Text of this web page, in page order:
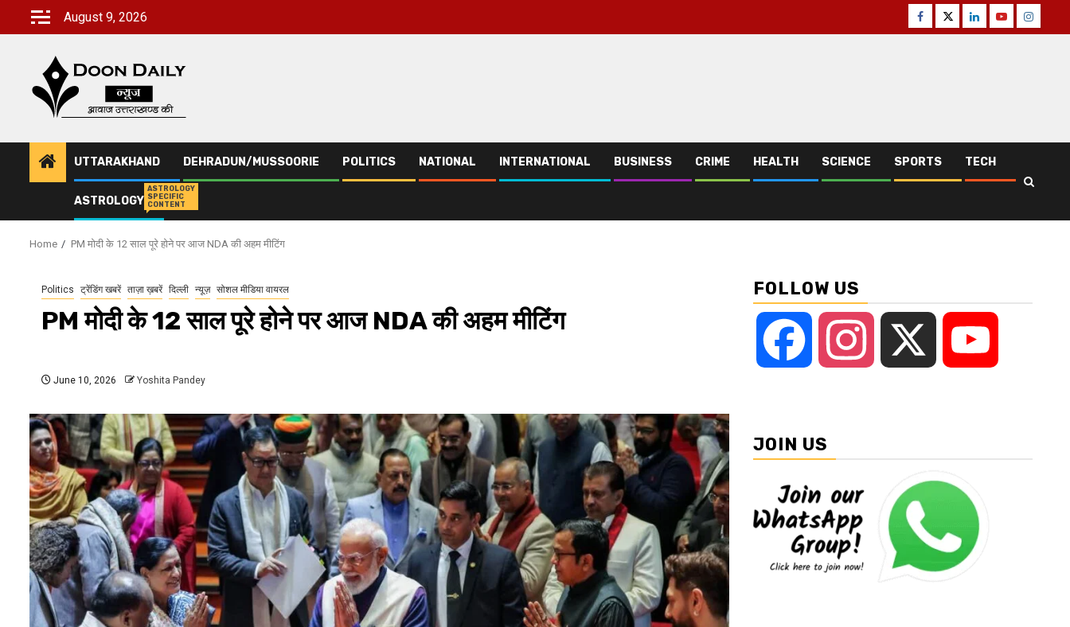
August 9, 2026 Facebook
TwitterLinkedinYoutube
UTTARAKHAND DEHRADUN/MUSSOORIE POLITICS NATIONAL INTERNATIONAL BUSINESS CRIME HEALTH SCIENCE SPORTS TECH
ASTROLOGY
ASTROLOGY
SPECIFIC
CONTENT
Home PM मोदी के 12 साल पूरे होने पर आज NDA की अहम मीटिंग
Politics ट्रेंडिंग खबरें ताज़ा ख़बरें दिल्ली न्यूज़ सोशल मीडिया वायरल
PM मोदी के 12 साल पूरे होने पर आज NDA की अहम मीटिंग
June 10, 2026 Yoshita Pandey
FOLLOW US
Facebook Instagram
JOIN US